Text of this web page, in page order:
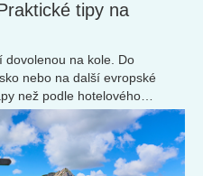
tipy na
dovolenou na kole. Do
nebo na další evropské
než podle hotelového